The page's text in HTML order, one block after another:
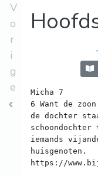
V
o
r
i
g
e
Micha 7
6 Want de
de dochter
schoondochter
iemands
huisgenoten.